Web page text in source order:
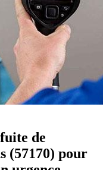
de
(57170) pour